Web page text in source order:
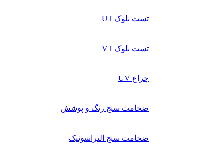
تست بلوک UT
تست بلوک VT
چراغ UV
ضخامت سنج رنگ و پوشش
ضخامت سنج التراسونیک